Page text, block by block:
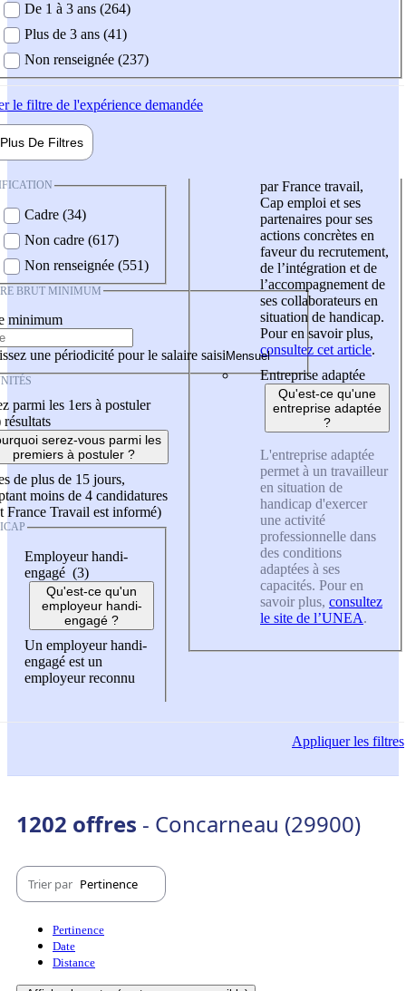
De 1 à 3 ans (264)
Plus de 3 ans (41)
Non renseignée (237)
le filtre de l'expérience demandée
Plus De Filtres
Cadre (34)
Non cadre (617)
Non renseignée (551)
BRUT MINIMUM
minimum
une périodicité pour le salaire saisi
parmi les 1ers à postuler
résultats
serez-vous parmi les
premiers à postuler ?
de plus de 15 jours,
moins de 4 candidatures
France Travail est informé)
Employeur handi-
engagé (3)
Qu'est-ce qu'un
employeur handi-
engagé ?
Un employeur handi-
engagé est un
employeur reconnu
par France travail,
Cap emploi et ses
partenaires pour ses
actions concrètes en
faveur du recrutement,
de l’intégration et de
l’accompagnement de
ses collaborateurs en
situation de handicap.
Pour en savoir plus,
consultez cet article.
Entreprise adaptée
Qu'est-ce qu'une
entreprise adaptée
?
L'entreprise adaptée
permet à un travailleur
en situation de
handicap d'exercer
une activité
professionnelle dans
des conditions
adaptées à ses
capacités. Pour en
savoir plus, consultez
le site de l’UNEA.
Appliquerles filtres
1202 offres - Concarneau (29900)
Trier par Pertinence
Pertinence
Date
Distance